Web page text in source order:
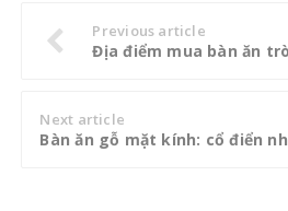
Previous article
Next article
Bàn ăn gỗ mặt kính: cổ điển